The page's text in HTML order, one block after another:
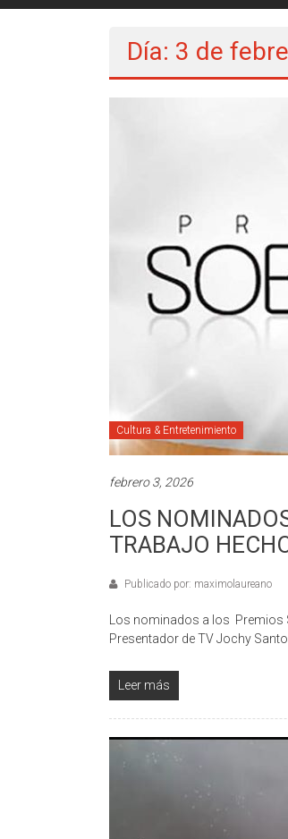
Día: 3 de
Cultura & Entretenimiento
febrero 3, 2026
LOS
TRABAJO
Publicado por: maximolaureano
Los nominados a los
Presentador de TV Jochy
Leer más